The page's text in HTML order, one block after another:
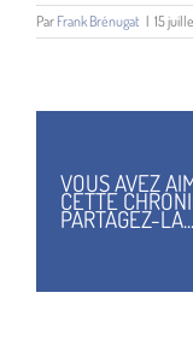
Par Frank Brénugat | 15
VOUS AVEZ
CETTE
PARTAGEZ-LA...